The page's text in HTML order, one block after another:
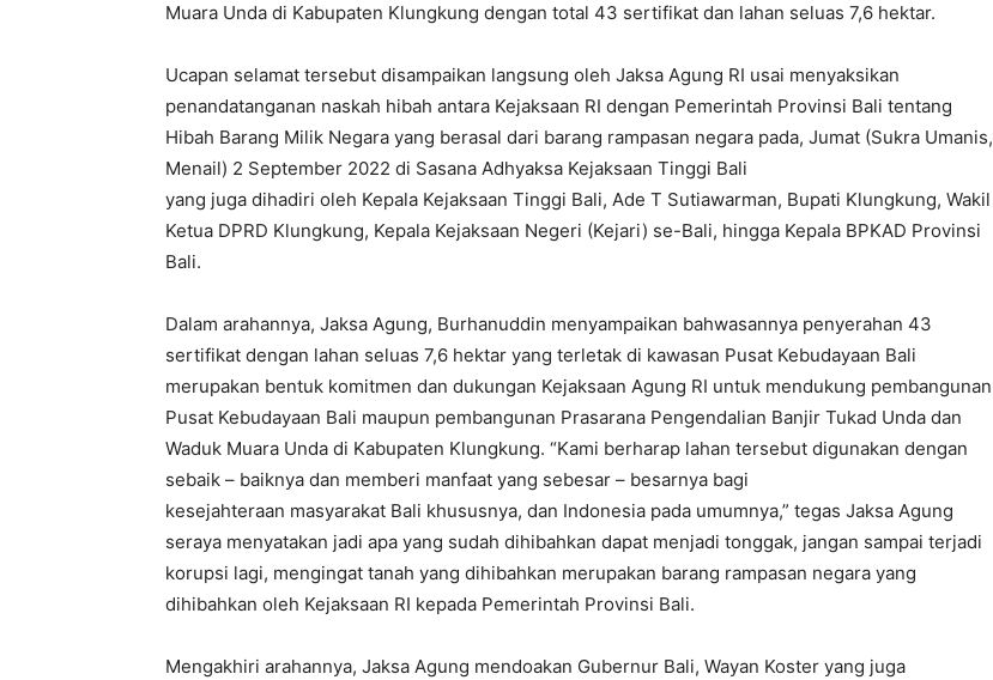
Muara Unda di Kabupaten Klungkung dengan total 43 sertifikat dan lahan seluas 7,6 hektar.
Ucapan selamat tersebut disampaikan langsung oleh Jaksa Agung RI usai menyaksikan
penandatanganan naskah hibah antara Kejaksaan RI dengan Pemerintah Provinsi Bali tentang
Hibah Barang Milik Negara yang berasal dari barang rampasan negara pada, Jumat (Sukra Umanis,
Menail) 2 September 2022 di Sasana Adhyaksa Kejaksaan Tinggi Bali
yang juga dihadiri oleh Kepala Kejaksaan Tinggi Bali, Ade T Sutiawarman, Bupati Klungkung, Wakil
Ketua DPRD Klungkung, Kepala Kejaksaan Negeri (Kejari) se-Bali, hingga Kepala BPKAD Provinsi
Bali.
Dalam arahannya, Jaksa Agung, Burhanuddin menyampaikan bahwasannya penyerahan 43
sertifikat dengan lahan seluas 7,6 hektar yang terletak di kawasan Pusat Kebudayaan Bali
merupakan bentuk komitmen dan dukungan Kejaksaan Agung RI untuk mendukung pembangunan
Pusat Kebudayaan Bali maupun pembangunan Prasarana Pengendalian Banjir Tukad Unda dan
Waduk Muara Unda di Kabupaten Klungkung. “Kami berharap lahan tersebut digunakan dengan
sebaik – baiknya dan memberi manfaat yang sebesar – besarnya bagi
kesejahteraan masyarakat Bali khususnya, dan Indonesia pada umumnya,” tegas Jaksa Agung
seraya menyatakan jadi apa yang sudah dihibahkan dapat menjadi tonggak, jangan sampai terjadi
korupsi lagi, mengingat tanah yang dihibahkan merupakan barang rampasan negara yang
dihibahkan oleh Kejaksaan RI kepada Pemerintah Provinsi Bali.
Mengakhiri arahannya, Jaksa Agung mendoakan Gubernur Bali, Wayan Koster yang juga